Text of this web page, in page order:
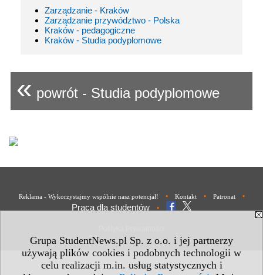
Grupa StudentNews.pl Sp. z o.o. i jej partnerzy
używają plików cookies i podobnych technologii w
celu realizacji m.in. usług statystycznych i
Zarządzanie - Kraków
Zarządzanie przywództwo - Polska
Kraków - pedagogiczne
Kraków - Studia podyplomowe
« powrót - Studia podyplomowe
Reklama - Wykorzystajmy wspólnie nasz potencjał! • Kontakt • Patronat •
Praca dla studentów •